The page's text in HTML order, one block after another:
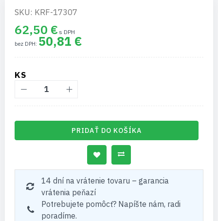
SKU: KRF-17307
62,50 €
50,81 €
KS
PRIDAŤ DO KOŠÍKA
14 dní na vrátenie tovaru – garancia
vrátenia peňazí
Potrebujete pomôcť? Napíšte nám, radi
poradíme.